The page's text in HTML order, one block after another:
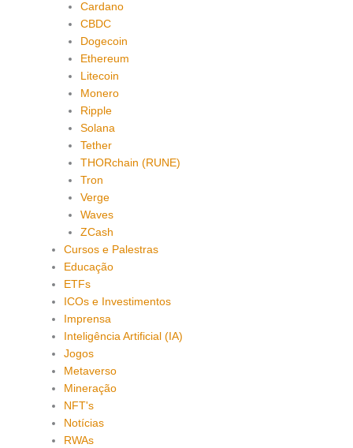
Cardano
CBDC
Dogecoin
Ethereum
Litecoin
Monero
Ripple
Solana
Tether
THORchain (RUNE)
Tron
Verge
Waves
ZCash
Cursos e Palestras
Educação
ETFs
ICOs e Investimentos
Imprensa
Inteligência Artificial (IA)
Jogos
Metaverso
Mineração
NFT's
Notícias
RWAs